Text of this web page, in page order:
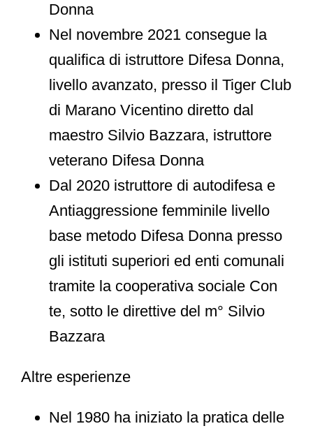
Donna
Nel novembre 2021 consegue la
qualifica di istruttore Difesa Donna,
livello avanzato, presso il Tiger Club
di Marano Vicentino diretto dal
maestro Silvio Bazzara, istruttore
veterano Difesa Donna
Dal 2020 istruttore di autodifesa e
Antiaggressione femminile livello
base metodo Difesa Donna presso
gli istituti superiori ed enti comunali
tramite la cooperativa sociale Con
te, sotto le direttive del m° Silvio
Bazzara
Altre esperienze
Nel 1980 ha iniziato la pratica delle